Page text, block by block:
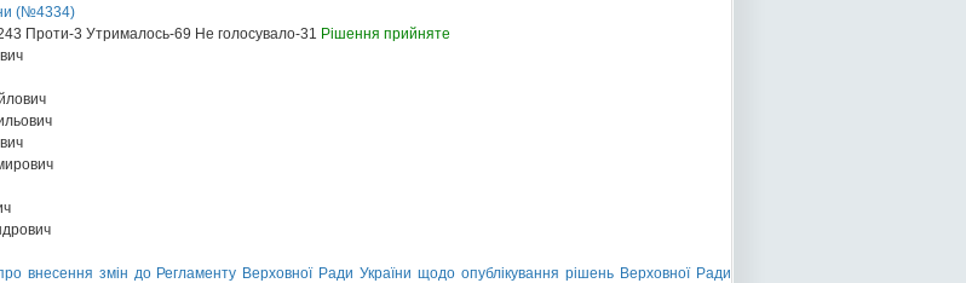
(№4334)
Проти-3 Утрималось-69 Не голосувало-31 Рішення прийняте
внесення змін до Регламенту Верховної Ради України щодо опублікування рішень Верховної Ради